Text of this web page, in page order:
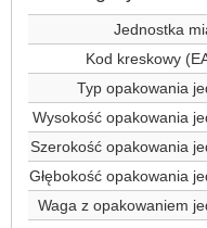
Jednostka
Kod kreskowy
Typ opakowania
Wysokość opakowania
Szerokość opakowania
Głębokość opakowania
Waga z opakowaniem